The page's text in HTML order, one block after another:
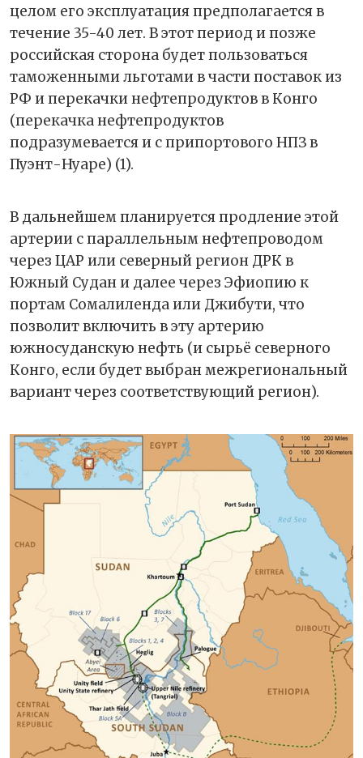
целом его эксплуатация предполагается в
течение 35-40 лет. В этот период и позже
российская сторона будет пользоваться
таможенными льготами в части поставок из
РФ и перекачки нефтепродуктов в Конго
(перекачка нефтепродуктов
подразумевается и с припортового НПЗ в
Пуэнт-Нуаре) (1).
В дальнейшем планируется продление этой
артерии с параллельным нефтепроводом
через ЦАР или северный регион ДРК в
Южный Судан и далее через Эфиопию к
портам Сомалиленда или Джибути, что
позволит включить в эту артерию
южносуданскую нефть (и сырьё северного
Конго, если будет выбран межрегиональный
вариант через соответствующий регион).